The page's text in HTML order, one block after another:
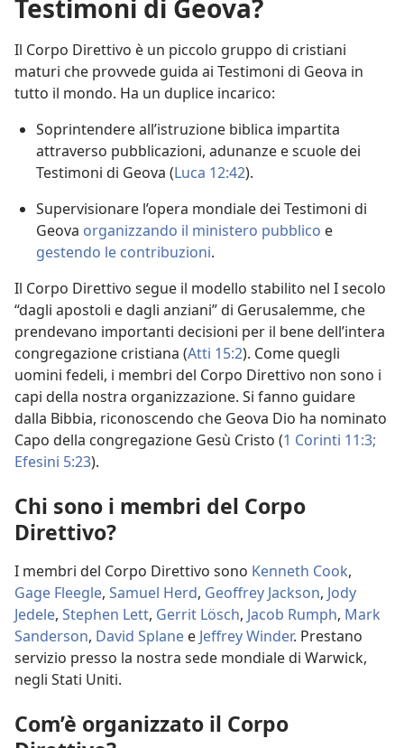
Testimoni di Geova?
Il Corpo Direttivo è un piccolo gruppo di cristiani
maturi che provvede guida ai Testimoni di Geova in
tutto il mondo. Ha un duplice incarico:
Soprintendere all’istruzione biblica impartita
attraverso pubblicazioni, adunanze e scuole dei
Testimoni di Geova (Luca 12:42).
Supervisionare l’opera mondiale dei Testimoni di
Geova organizzando il ministero pubblico e
gestendo le contribuzioni.
Il Corpo Direttivo segue il modello stabilito nel I secolo
“dagli apostoli e dagli anziani” di Gerusalemme, che
prendevano importanti decisioni per il bene dell’intera
congregazione cristiana (Atti 15:2). Come quegli
uomini fedeli, i membri del Corpo Direttivo non sono i
capi della nostra organizzazione. Si fanno guidare
dalla Bibbia, riconoscendo che Geova Dio ha nominato
Capo della congregazione Gesù Cristo (1 Corinti 11:3;
Efesini 5:23).
Chi sono i membri del Corpo
Direttivo?
I membri del Corpo Direttivo sono Kenneth Cook,
Gage Fleegle, Samuel Herd, Geoffrey Jackson, Jody
Jedele, Stephen Lett, Gerrit Lösch, Jacob Rumph, Mark
Sanderson, David Splane e Jeffrey Winder. Prestano
servizio presso la nostra sede mondiale di Warwick,
negli Stati Uniti.
Com’è organizzato il Corpo